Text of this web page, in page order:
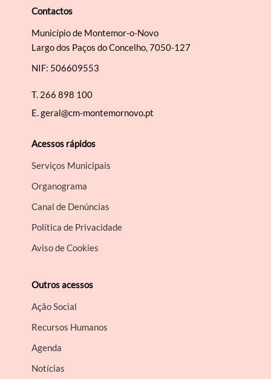
Contactos
Município de Montemor-o-Novo
Largo dos Paços do Concelho, 7050-127
NIF: 506609553
T. 266 898 100
E.geral@cm-montemornovo.pt
Acessos rápidos
Serviços Municipais
Organograma
Canal de Denúncias
Política de Privacidade
Aviso de Cookies
Outros acessos
Ação Social
Recursos Humanos
Agenda
Notícias